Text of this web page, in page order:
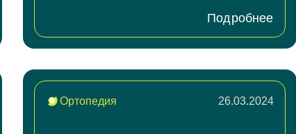
Подробнее
Ортопедия 26.03.2024